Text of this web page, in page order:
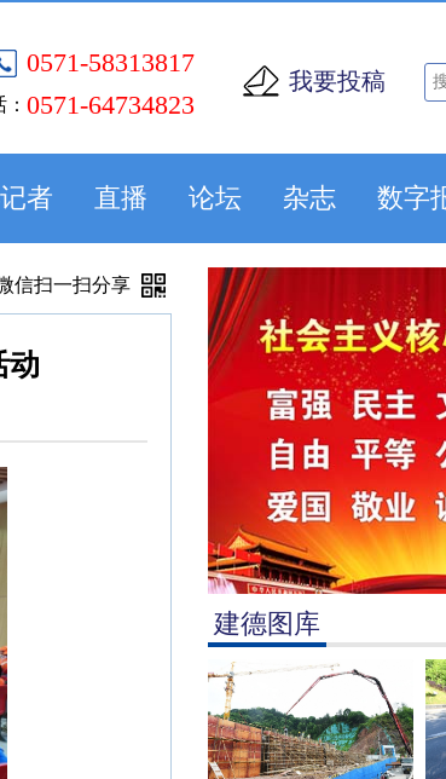
0571-58313817
0571-64734823
我要投稿
者 直播 论坛 杂志 数字
建德图库
信扫一扫分享
动